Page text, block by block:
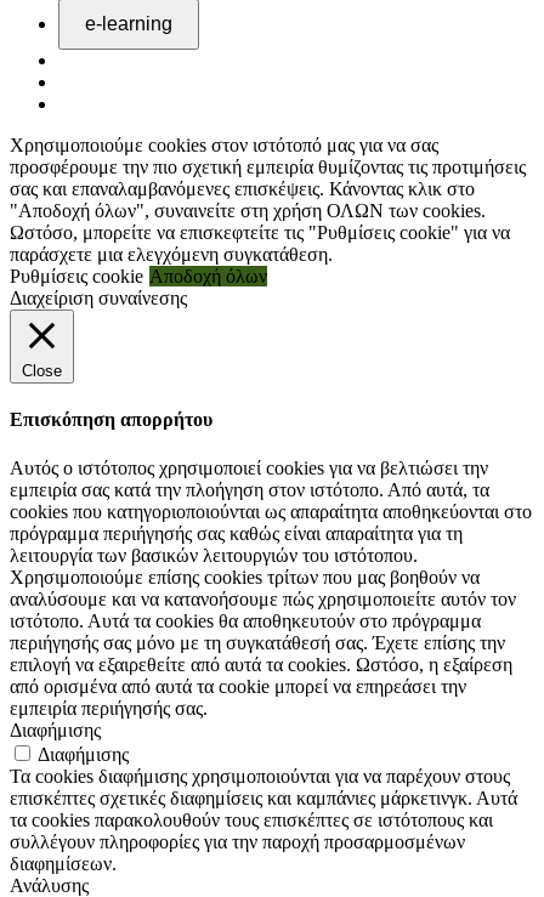
Χρησιμοποιούμε cookies στον ιστότοπό μας για να σας
προσφέρουμε την πιο σχετική εμπειρία θυμίζοντας τις προτιμήσεις
σας και επαναλαμβανόμενες επισκέψεις. Κάνοντας κλικ στο
"Αποδοχή όλων", συναινείτε στη χρήση ΟΛΩΝ των cookies.
Ωστόσο, μπορείτε να επισκεφτείτε τις "Ρυθμίσεις cookie" για να
παράσχετε μια ελεγχόμενη συγκατάθεση.
Ρυθμίσεις cookie Αποδοχή όλων
Διαχείριση συναίνεσης
Close
Επισκόπηση απορρήτου
Αυτός ο ιστότοπος χρησιμοποιεί cookies για να βελτιώσει την
εμπειρία σας κατά την πλοήγηση στον ιστότοπο. Από αυτά, τα
cookies που κατηγοριοποιούνται ως απαραίτητα αποθηκεύονται στο
πρόγραμμα περιήγησής σας καθώς είναι απαραίτητα για τη
λειτουργία των βασικών λειτουργιών του ιστότοπου.
Χρησιμοποιούμε επίσης cookies τρίτων που μας βοηθούν να
αναλύσουμε και να κατανοήσουμε πώς χρησιμοποιείτε αυτόν τον
ιστότοπο. Αυτά τα cookies θα αποθηκευτούν στο πρόγραμμα
περιήγησής σας μόνο με τη συγκατάθεσή σας. Έχετε επίσης την
επιλογή να εξαιρεθείτε από αυτά τα cookies. Ωστόσο, η εξαίρεση
από ορισμένα από αυτά τα cookie μπορεί να επηρεάσει την
εμπειρία περιήγησής σας.
Διαφήμισης
Διαφήμισης
Τα cookies διαφήμισης χρησιμοποιούνται για να παρέχουν στους
επισκέπτες σχετικές διαφημίσεις και καμπάνιες μάρκετινγκ. Αυτά
τα cookies παρακολουθούν τους επισκέπτες σε ιστότοπους και
συλλέγουν πληροφορίες για την παροχή προσαρμοσμένων
διαφημίσεων.
Ανάλυσης